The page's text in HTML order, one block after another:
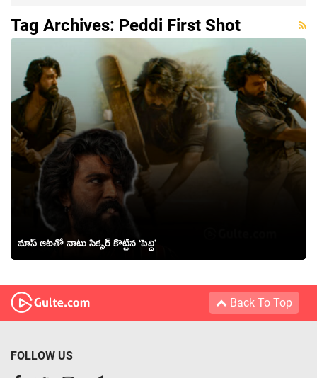
Tag Archives: Peddi First Shot
మాస్ ఆటతో నాటు సిక్సర్ కొట్టిన ‘పెద్ది’
Back To Top
FOLLOW US